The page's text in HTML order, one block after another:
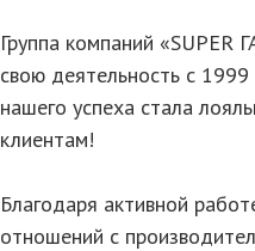
Группа компаний «SUPER
свою деятельность с
нашего успеха стала
клиентам!
Благодаря активной
отношений с